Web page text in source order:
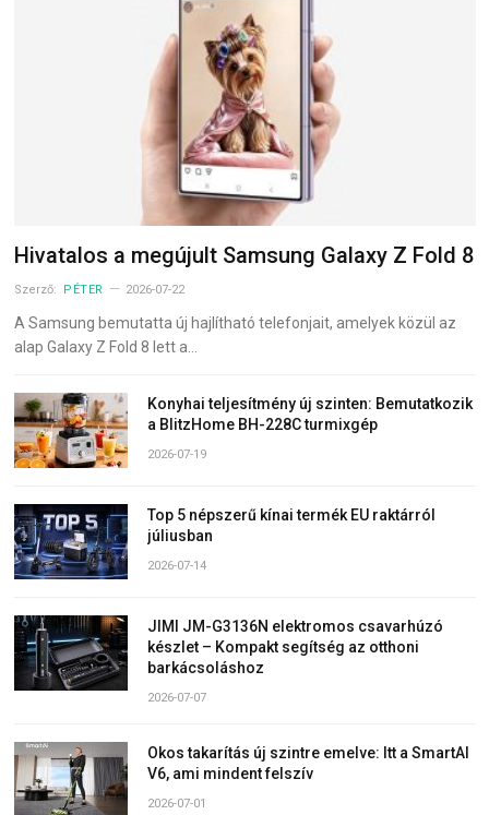
Hivatalos a megújult Samsung Galaxy Z Fold 8
Szerző: PÉTER 2026-07-22
A Samsung bemutatta új hajlítható telefonjait, amelyek közül az
alap Galaxy Z Fold 8 lett a…
Konyhai teljesítmény új szinten: Bemutatkozik
a BlitzHome BH-228C turmixgép
2026-07-19
Top 5 népszerű kínai termék EU raktárról
júliusban
2026-07-14
JIMI JM-G3136N elektromos csavarhúzó
készlet – Kompakt segítség az otthoni
barkácsoláshoz
2026-07-07
Okos takarítás új szintre emelve: Itt a SmartAI
V6, ami mindent felszív
2026-07-01